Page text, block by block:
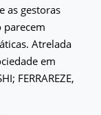
as gestoras
Atrelada
em
FERRAREZE,